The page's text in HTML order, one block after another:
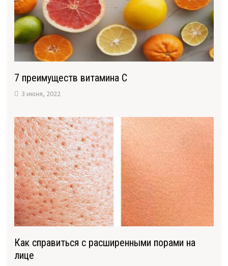
7 преимуществ витамина С
3 июня, 2022
Как справиться с расширенными порами на
лице